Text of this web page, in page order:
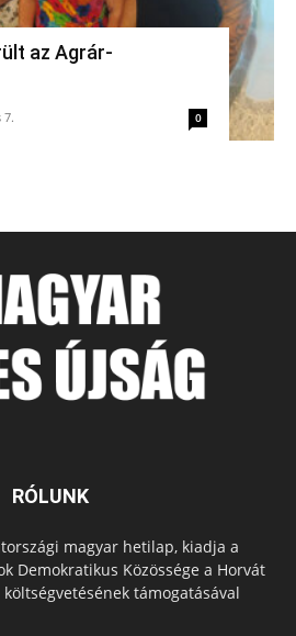
az Agrár-
7. 0
RÓLUNK
magyar hetilap, kiadja a
Demokratikus Közössége a Horvát
támogatásával